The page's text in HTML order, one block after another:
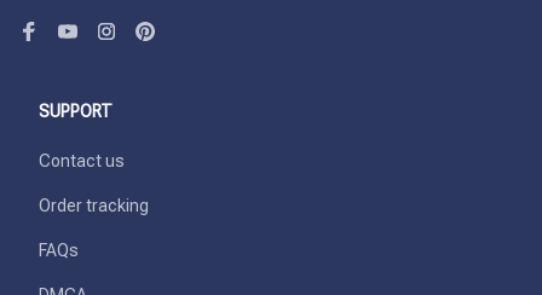
SUPPORT
Contact us
Order tracking
FAQs